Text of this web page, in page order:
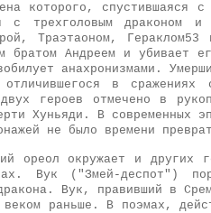
которого, спустившаяся
с трехголовым драконом
Траэтаоном,
братом Андреем и убивает
анахронизмами.
в
двух героев отмечено в
Хуньяди. В современных
не было времени
ореол окружает и других
Вук ("Змей-деспот")
Вук, правивший в
раньше. В поэмах,